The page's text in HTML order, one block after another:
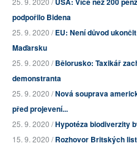
podpořilo Bidena
25. 9. 2020 /EU: Není důvod
Maďarsku
25. 9. 2020 /Bělorusko: Taxikář
demonstranta
25. 9. 2020 /Nová souprava
před projevení...
25. 9. 2020 /Hypotéza biodiverzity
15. 9. 2020 /Rozhovor Britských